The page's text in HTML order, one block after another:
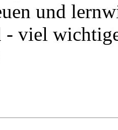
und
- viel